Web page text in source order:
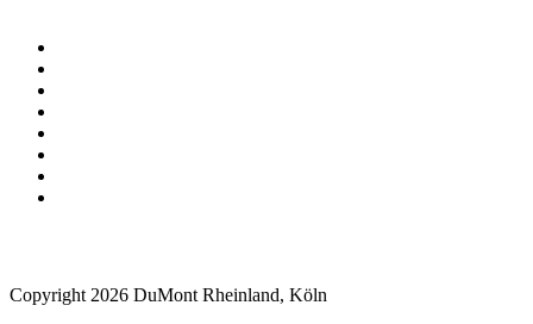
Copyright 2026 DuMont Rheinland, Köln